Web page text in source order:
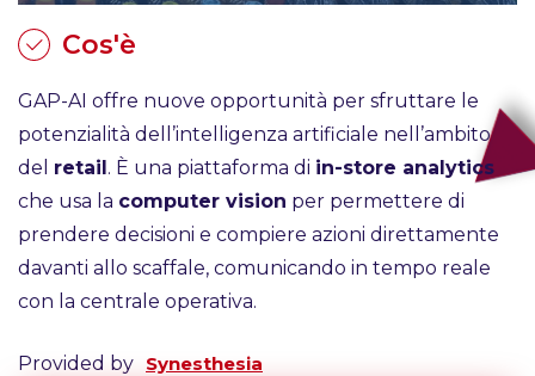
Cos'è
GAP-AI offre nuove opportunità per sfruttare le
potenzialità dell’intelligenza artificiale nell’ambito
del retail. È una piattaforma di in-store analytics
che usa la computer vision per permettere di
prendere decisioni e compiere azioni direttamente
davanti allo scaffale, comunicando in tempo reale
con la centrale operativa.
Provided by Synesthesia